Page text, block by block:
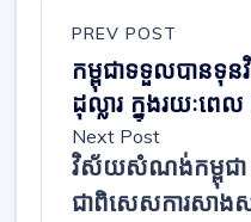
PREV POST
កម្ពុជាទទួលបានទុ
ដុល្លារ ក្នុងរយៈពេ
Next Post
វិស័យសំណង់កម្ពុជា​
ជាពិសេសការសា